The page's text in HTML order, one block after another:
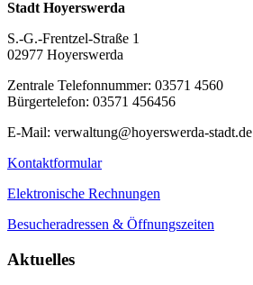
Stadt Hoyerswerda
S.-G.-Frentzel-Straße 1
02977 Hoyerswerda
Zentrale Telefonnummer: 03571 4560
Bürgertelefon: 03571 456456
E-Mail: verwaltung@hoyerswerda-stadt.de
Kontaktformular
Elektronische Rechnungen
Besucheradressen & Öffnungszeiten
Aktuelles